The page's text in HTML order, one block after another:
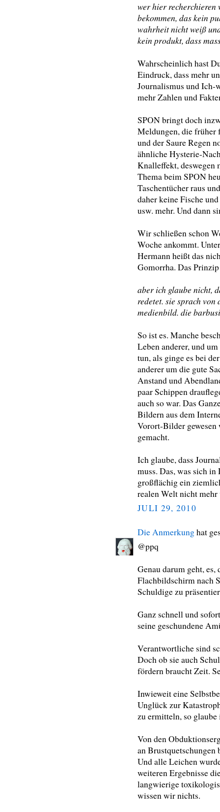
wer hier recherchieren
bekommen, das kein
wahrheit nicht weiß
kein produkt, dass
Wahrscheinlich hast
Eindruck, dass mehr
Journalismus und Ich-
mehr Zahlen und
SPON bringt doch
Meldungen, die früher
und der Saure Regen
ähnliche Hysterie-
Knalleffekt, deswegen
Thema beim SPON
Taschentücher raus
daher keine Fische
usw. mehr. Und dann
Wir schließen schon
Woche ankommt.
Hermann heißt das
Gomorrha. Das
aber ich glaube nicht,
redetet. sie sprach
medienbild. die
So ist es. Manche
Leben anderer, und
tun, als ginge es bei
anderer um die gute
Anstand und
paar Schippen
auch so war. Das
Bildern aus dem
Vorort-Bilder gewesen
gemacht.
Ich glaube, dass
muss. Das, was sich
großflächig ein
realen Welt nicht
JULI 29, 2010
Die Anmerkunghat
@ppq
Genau darum geht,
Flachbildschirm nach
Schuldige zu
Ganz schnell und
seine geschundene
Verantwortliche sind
Doch ob sie auch
fördern braucht Zeit.
Inwieweit eine
Unglück zur
zu ermitteln, so
Von den
an Brustquetschungen
Und alle Leichen
weiteren Ergebnisse
langwierige
wissen wir nichts.